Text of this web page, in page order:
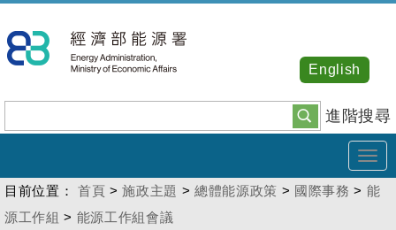
到
主
內
容
進階搜尋
English
目前位置： 首頁 >施政主題 >總體能源政策 > 國際事務 > 能
源工作組 > 能源工作組會議